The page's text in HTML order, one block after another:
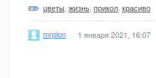
цветы жизнь прикол красиво
mrpion 1 января 2021, 16:07